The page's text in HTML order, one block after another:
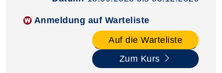
Anmeldung auf Warteliste
Auf die Warteliste
Zum Kurs